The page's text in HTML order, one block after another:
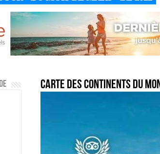
Carte des continents du